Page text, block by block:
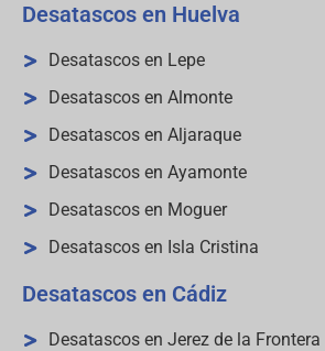
Desatascos en Huelva
Desatascos en Lepe
Desatascos en Almonte
Desatascos en Aljaraque
Desatascos en Ayamonte
Desatascos en Moguer
Desatascos en Isla Cristina
Desatascos en Cádiz
Desatascos en Jerez de la Frontera